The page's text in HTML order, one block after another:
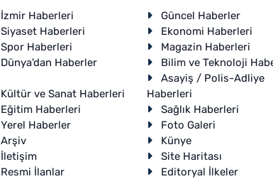
İzmir Haberleri
Güncel Haberler
Siyaset Haberleri
Ekonomi Haberleri
Spor Haberleri
Magazin Haberleri
Dünya'dan Haberler
Bilim ve Teknoloji
Kültür ve Sanat Haberleri
Asayiş / Polis-Adliye
Haberleri
Eğitim Haberleri
Sağlık Haberleri
Yerel Haberler
Foto Galeri
Arşiv
Künye
İletişim
Site Haritası
Resmi İlanlar
Editoryal İlkeler